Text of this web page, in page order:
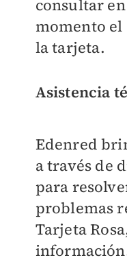
consultar
momento
la tarjeta.
Asistencia
Edenred
a través de
para
problemas
Tarjeta